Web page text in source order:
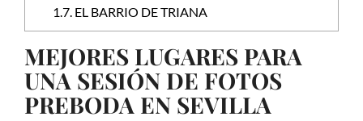
1.7. EL BARRIO DE TRIANA
MEJORES LUGARES PARA
UNA SESIÓN DE FOTOS
PREBODA EN SEVILLA